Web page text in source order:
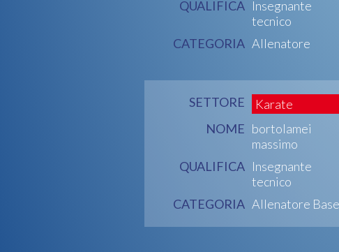
QUALIFICA Insegnante
tecnico
CATEGORIA Allenatore
SETTORE
Karate
NOME bortolamei
massimo
QUALIFICA Insegnante
tecnico
CATEGORIA Allenatore Base